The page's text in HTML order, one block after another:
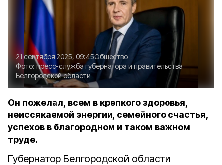
21 сентября 2025, 09:45Общество
Фото:пресс-служба губернатора и правительства
Белгородской области
Он пожелал, всем в крепкого здоровья,
неиссякаемой энергии, семейного счастья,
успехов в благородном и таком важном
труде.
Губернатор Белгородской области